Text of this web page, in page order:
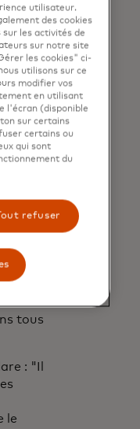
une
comme
les
avenir
le
j'ai vu
ce qui
nous
tous
: "Il
le
utilisateur.
des cookies
les activités de
sur notre site
les cookies" ci-
utilisons sur ce
modifier vos
en utilisant
l'écran (disponible
sur certains
certains ou
qui sont
du
refuser